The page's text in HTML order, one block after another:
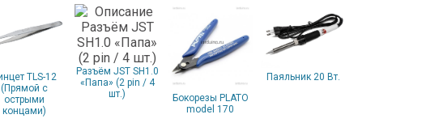
TLS-12
(Прямой с
острыми
концами)
Разъём JST SH1.0
«Папа» (2 pin / 4
шт.)
Бокорезы PLATO
model 170
Паяльник 20 Вт.